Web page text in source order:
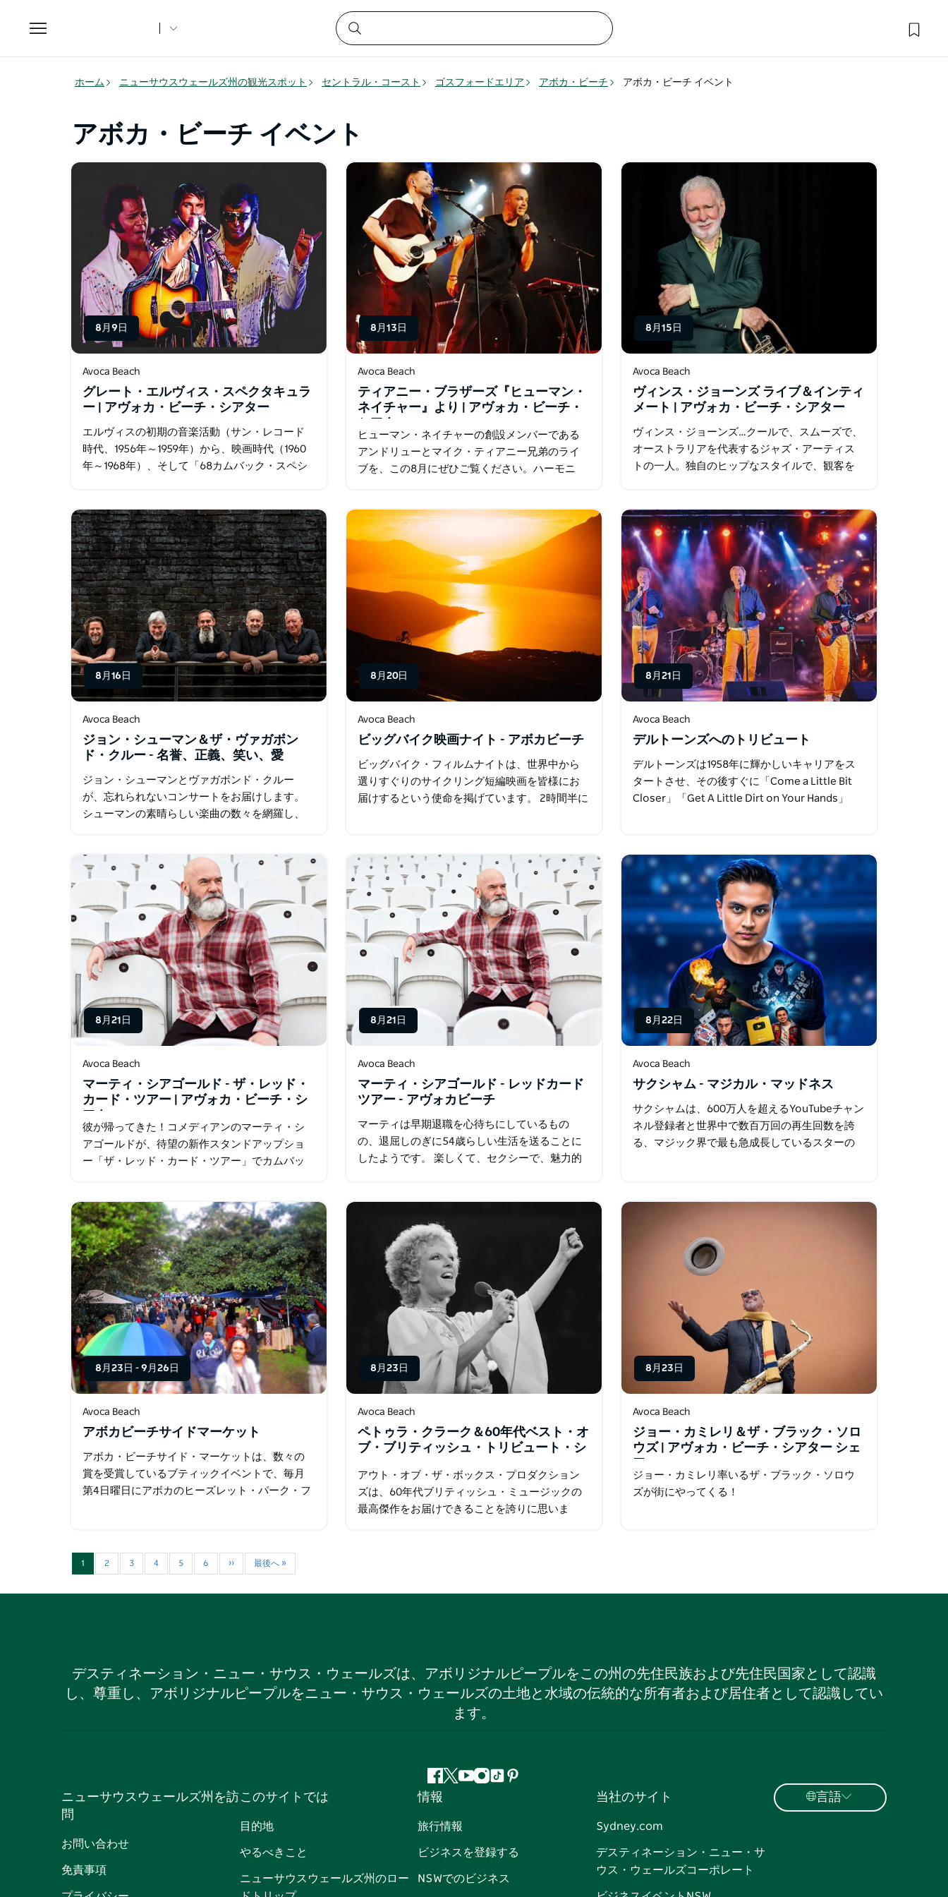
Toggle
navigation
ホーム ニューサウスウェールズ州の観光スポット セントラル・コースト ゴスフォードエリア アボカ・ビーチ アボカ・ビーチ イベント
アボカ・ビーチ イベント
8月9日
Avoca Beach
グレート・エルヴィス・スペクタキュラ
ー | アヴォカ・ビーチ・シアター
エルヴィスの初期の音楽活動（サン・レコード
時代、1956年～1959年）から、映画時代（1960
年～1968年）、そして「68カムバック・スペシ
年～1977年…
8月13日
Avoca Beach
ティアニー・ブラザーズ『ヒューマン・
ネイチャー』より | アヴォカ・ビーチ・
ヒューマン・ネイチャーの創設メンバーである
アンドリューとマイク・ティアニー兄弟のライ
ブを、この8月にぜひご覧ください。ハーモニ
ン・ネイチャーとして彼らが作詞作曲…
8月15日
Avoca Beach
ヴィンス・ジョーンズ ライブ＆インティ
メート | アヴォカ・ビーチ・シアター
ヴィンス・ジョーンズ…クールで、スムーズで、
オーストラリアを代表するジャズ・アーティス
トの一人。独自のヒップなスタイルで、観客を
の凱旋公演を心待ちにしています…
8月16日
Avoca Beach
ジョン・シューマン＆ザ・ヴァガボン
ド・クルー - 名誉、正義、笑い、愛
ジョン・シューマンとヴァガボンド・クルー
が、忘れられないコンサートをお届けします。
シューマンの素晴らしい楽曲の数々を網羅し、
in Blue…
8月20日
Avoca Beach
ビッグバイク映画ナイト - アボカビーチ
ビッグバイク・フィルムナイトは、世界中から
選りすぐりのサイクリング短編映画を皆様にお
届けするという使命を掲げています。 2時間半に
8月21日
Avoca Beach
デルトーンズへのトリビュート
デルトーンズは1958年に輝かしいキャリアをス
タートさせ、その後すぐに「Come a Little Bit
Closer」「Get A Little Dirt on Your Hands」
8月21日
Avoca Beach
マーティ・シアゴールド - ザ・レッド・
カード・ツアー | アヴォカ・ビーチ・シ
彼が帰ってきた！コメディアンのマーティ・シ
アゴールドが、待望の新作スタンドアップショ
ー「ザ・レッド・カード・ツアー」でカムバッ
マーティは…
8月21日
Avoca Beach
マーティ・シアゴールド - レッドカード
ツアー - アヴォカビーチ
マーティは早期退職を心待ちにしているもの
の、退屈しのぎに54歳らしい生活を送ることに
したようです。 楽しくて、セクシーで、魅力的
8月22日
Avoca Beach
サクシャム - マジカル・マッドネス
サクシャムは、600万人を超えるYouTubeチャン
ネル登録者と世界中で数百万回の再生回数を誇
る、マジック界で最も急成長しているスターの
8月23日 - 9月26日
Avoca Beach
アボカビーチサイドマーケット
アボカ・ビーチサイド・マーケットは、数々の
賞を受賞しているブティックイベントで、毎月
第4日曜日にアボカのヒーズレット・パーク・フ
8月23日
Avoca Beach
ペトゥラ・クラーク＆60年代ベスト・オ
ブ・ブリティッシュ・トリビュート・シ
アウト・オブ・ザ・ボックス・プロダクション
ズは、60年代ブリティッシュ・ミュージックの
最高傑作をお届けできることを誇りに思いま
8月23日
Avoca Beach
ジョー・カミレリ＆ザ・ブラック・ソロ
ウズ | アヴォカ・ビーチ・シアター シェ
ジョー・カミレリ率いるザ・ブラック・ソロウ
ズが街にやってくる！
1 2 3 4 5 6 ›› 最後へ »
デスティネーション・ニュー・サウス・ウェールズは、アボリジナルピープルをこの州の先住民族および先住民国家として認識
し、尊重し、アボリジナルピープルをニュー・サウス・ウェールズの土地と水域の伝統的な所有者および居住者として認識してい
ます。
フ
ェ
イ
ス
ブ
ッ
ツ
ッ
ー
ユ
ー
ブ
イ
グ
ラ
テ
ト
ピ
ス
ニューサウスウェールズ州を訪
問
お問い合わせ
免責事項
このサイトでは
目的地
やるべきこと
ニューサウスウェールズ州のロー
情報
旅行情報
ビジネスを登録する
NSWでのビジネス
当社のサイト
Sydney.com
デスティネーション・ニュー・サ
ウス・ウェールズコーポレート
言語